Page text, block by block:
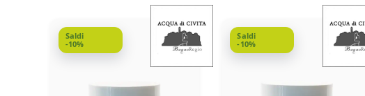
Saldi
-10%
Saldi
-10%